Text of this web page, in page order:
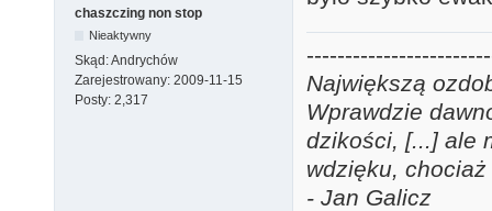
chaszczing non stop
Nieaktywny
Skąd:Andrychów
Zarejestrowany: 2009-11-15
Posty: 2,317
Największą
Wprawdzie
dzikości, [...] ale
wdzięku,
- Jan Galicz